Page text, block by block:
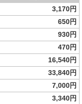
3,170円
650円
930円
470円
16,540円
33,840円
7,000円
3,340円